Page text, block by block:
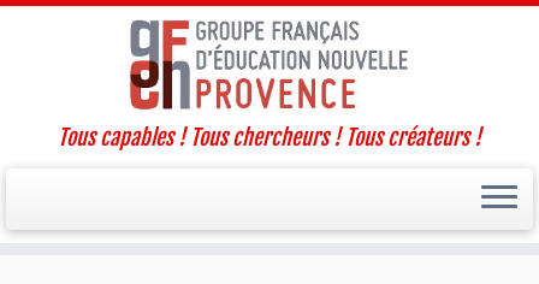
Tous capables ! Tous chercheurs ! Tous créateurs !